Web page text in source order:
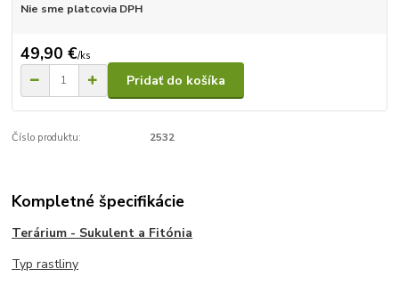
Nie sme platcovia DPH
49,90 €/ks
Pridať do košíka
Číslo produktu: 2532
Kompletné špecifikácie
Terárium - Sukulent a Fitónia
Typ rastliny